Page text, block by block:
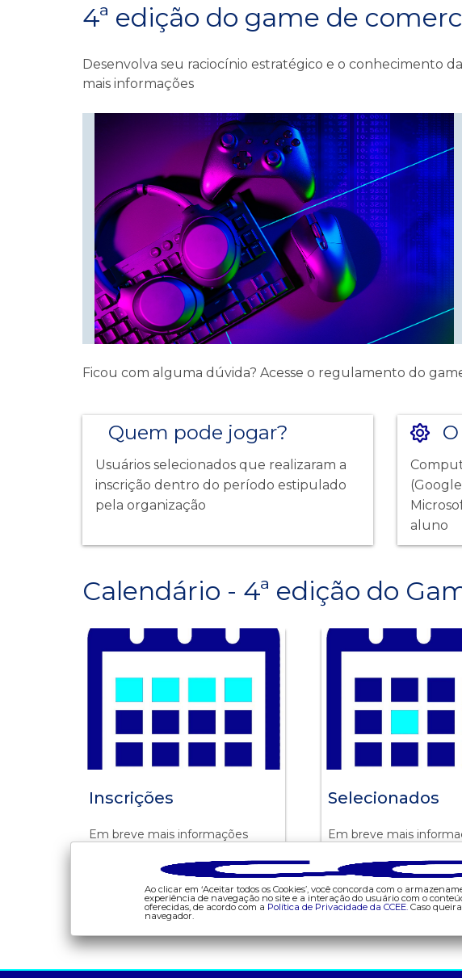
4ª edição do game de
Desenvolva seu raciocínio estratégico e o conhecimento
mais informações
Ficou com alguma dúvida? Acesse o regulamento do
Quem pode jogar?
Usuários selecionados que realizaram a
inscrição dentro do período estipulado
pela organização
aluno
Calendário - 4ª edição do
Inscrições
Em breve mais informações
Selecionados
Em breve mais
Em caso de dúvidas entre em contato com o
Ao clicar em ‘Aceitar todos os Cookies’, você concorda com o
experiência de navegação no site e a interação do usuário com o
oferecidas, de acordo com a Política de Privacidade da CCEE. Caso
navegador.